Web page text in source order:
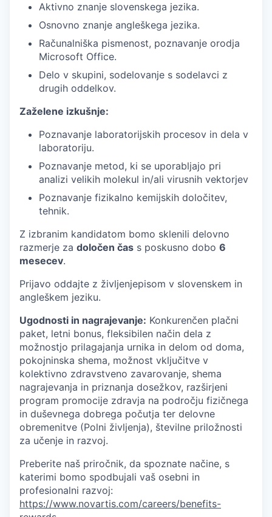
Aktivno znanje slovenskega jezika.
Osnovno znanje angleškega jezika.
Računalniška pismenost, poznavanje orodja
Microsoft Office.
Delo v skupini, sodelovanje s sodelavci z
drugih oddelkov.
Zaželene izkušnje:
Poznavanje laboratorijskih procesov in dela v
laboratoriju.
Poznavanje metod, ki se uporabljajo pri
analizi velikih molekul in/ali virusnih vektorjev
Poznavanje fizikalno kemijskih določitev,
tehnik.
Z izbranim kandidatom bomo sklenili delovno
razmerje za določen čas s poskusno dobo 6
mesecev.
Prijavo oddajte z življenjepisom v slovenskem in
angleškem jeziku.
Ugodnosti in nagrajevanje: Konkurenčen plačni
paket, letni bonus, fleksibilen način dela z
možnostjo prilagajanja urnika in delom od doma,
pokojninska shema, možnost vključitve v
kolektivno zdravstveno zavarovanje, shema
nagrajevanja in priznanja dosežkov, razširjeni
program promocije zdravja na področju fizičnega
in duševnega dobrega počutja ter delovne
obremenitve (Polni življenja), številne priložnosti
za učenje in razvoj.
Preberite naš priročnik, da spoznate načine, s
katerimi bomo spodbujali vaš osebni in
profesionalni razvoj:
https://www.novartis.com/careers/benefits-